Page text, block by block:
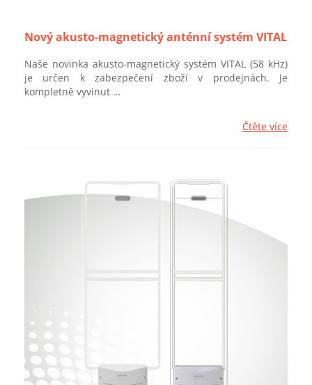
Nový akusto-magnetický anténní systém VITAL
Naše novinka akusto-magnetický systém VITAL (58 kHz)
je určen k zabezpečení zboží v prodejnách. Je
kompletně vyvinut …
Čtěte více